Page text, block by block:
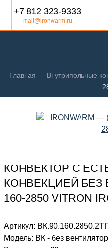
+7 812 323-9333
mail@ironwarm.ru
Главная — Внутрипольные
КОНВЕКТОР С
КОНВЕКЦИЕЙ БЕЗ
160-2850 VITRON
Артикул: ВК.90.160.2850.2ТГ
Модель: ВК - без